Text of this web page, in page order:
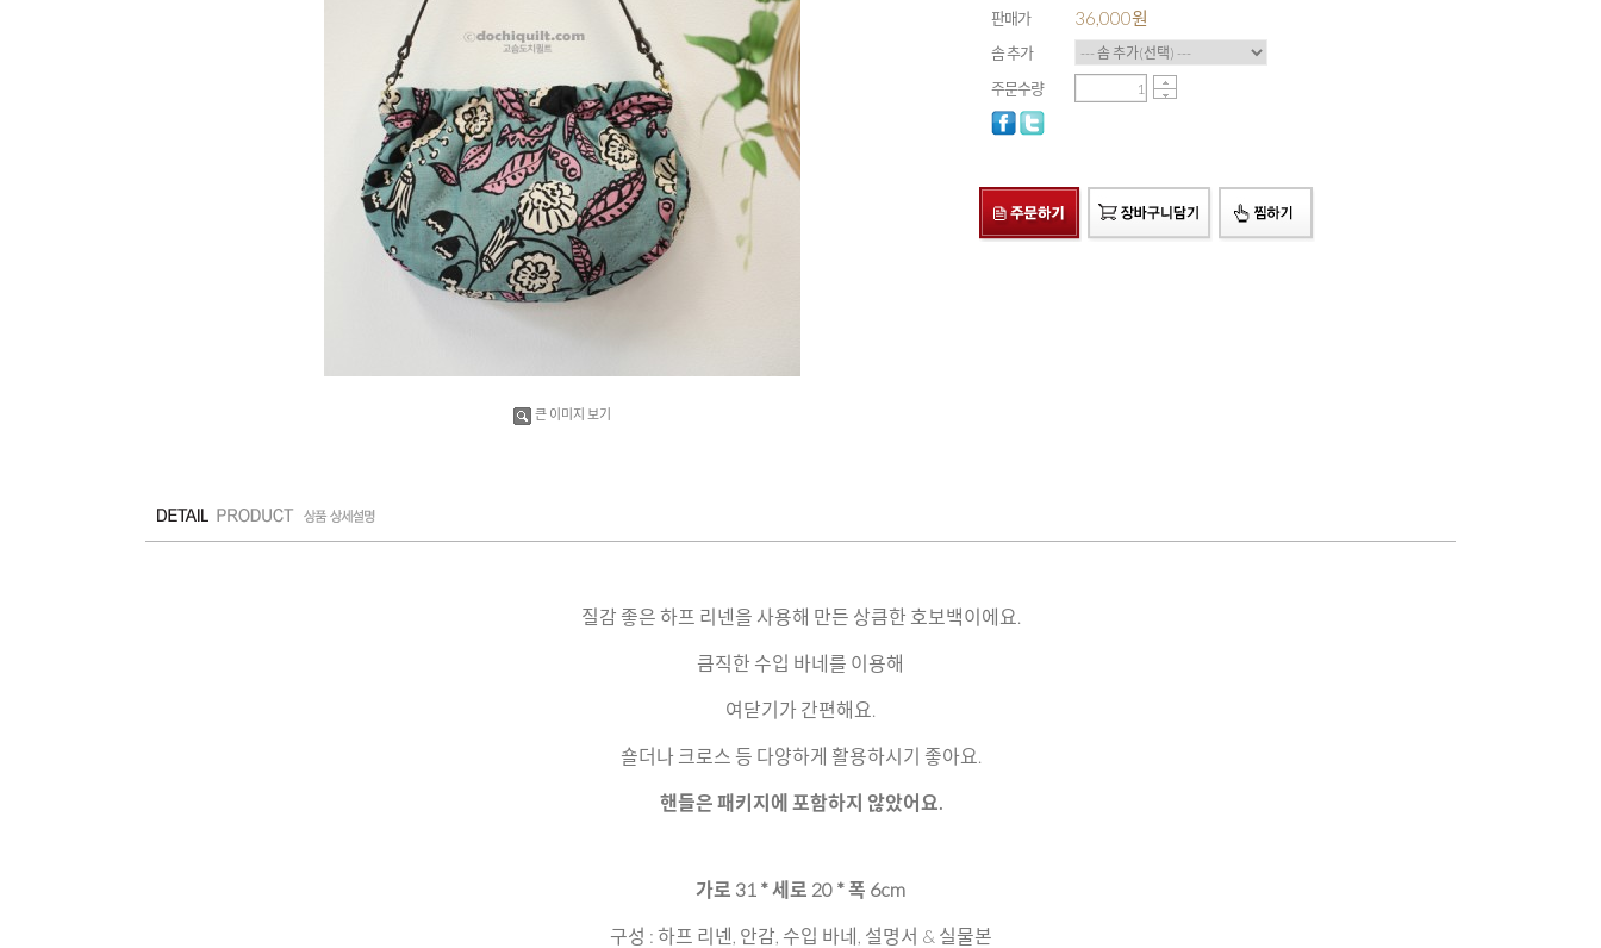
큰 이미지 보기
판매가
36,000원
솜 추가
주문수량
질감 좋은 하프 리넨을 사용해 만든 상큼한 호보백이에요.
큼직한 수입 바네를 이용해
여닫기가 간편해요.
숄더나 크로스 등 다양하게 활용하시기 좋아요.
핸들은 패키지에 포함하지 않았어요.
가로 31 * 세로 20 * 폭 6cm
구성 : 하프 리넨, 안감, 수입 바네, 설명서 & 실물본